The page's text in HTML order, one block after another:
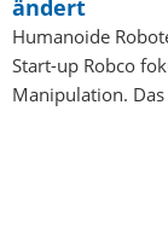
ändert
Humanoide
Start-up Robco
Manipulation.